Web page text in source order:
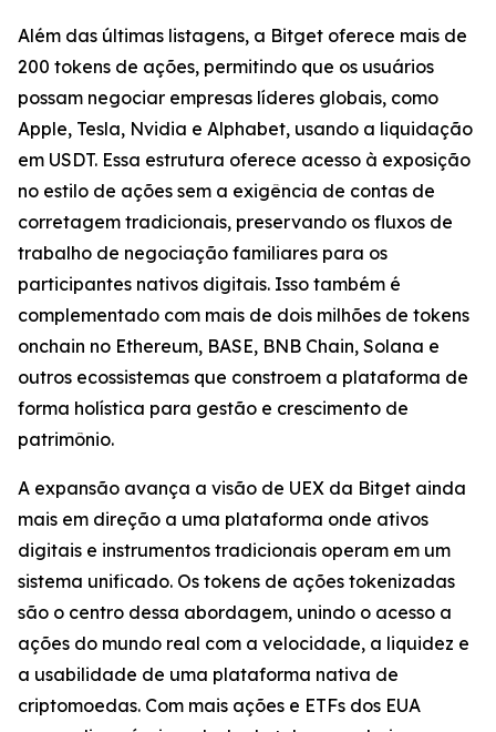
Além das últimas listagens, a Bitget oferece mais de
200 tokens de ações, permitindo que os usuários
possam negociar empresas líderes globais, como
Apple, Tesla, Nvidia e Alphabet, usando a liquidação
em USDT. Essa estrutura oferece acesso à exposição
no estilo de ações sem a exigência de contas de
corretagem tradicionais, preservando os fluxos de
trabalho de negociação familiares para os
participantes nativos digitais. Isso também é
complementado com mais de dois milhões de tokens
onchain no Ethereum, BASE, BNB Chain, Solana e
outros ecossistemas que constroem a plataforma de
forma holística para gestão e crescimento de
patrimônio.
A expansão avança a visão de UEX da Bitget ainda
mais em direção a uma plataforma onde ativos
digitais e instrumentos tradicionais operam em um
sistema unificado. Os tokens de ações tokenizadas
são o centro dessa abordagem, unindo o acesso a
ações do mundo real com a velocidade, a liquidez e
a usabilidade de uma plataforma nativa de
criptomoedas. Com mais ações e ETFs dos EUA